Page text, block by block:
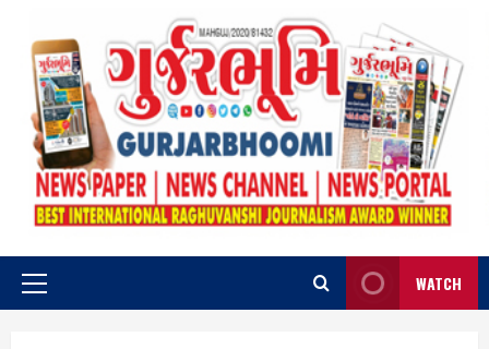
content
Primary
WATCH